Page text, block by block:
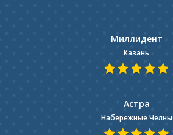
Миллидент
Казань
Астра
Набережные Челны